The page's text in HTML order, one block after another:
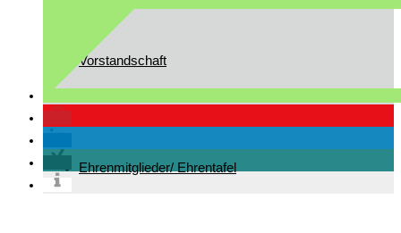
Vorstandschaft
Ehrenmitglieder/ Ehrentafel